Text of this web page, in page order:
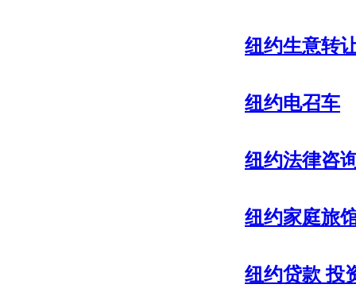
纽约生意转
纽约电召车
纽约法律咨
纽约家庭旅
纽约贷款 投